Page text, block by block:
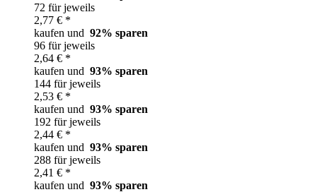
72 für jeweils
2,77 € *
kaufen und 92% sparen
96 für jeweils
2,64 € *
kaufen und 93% sparen
144 für jeweils
2,53 € *
kaufen und 93% sparen
192 für jeweils
2,44 € *
kaufen und 93% sparen
288 für jeweils
2,41 € *
kaufen und 93% sparen